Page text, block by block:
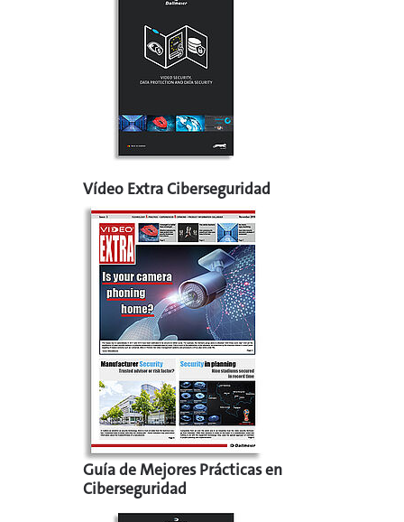
Vídeo Extra Ciberseguridad
Guía de Mejores Prácticas en
Ciberseguridad